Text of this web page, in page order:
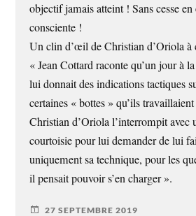
objectif jamais atteint ! Sans cesse
consciente !
Un clin d’œil de Christian d’Oriola à
« Jean Cottard raconte qu’un jour à
lui donnait des indications tactiques
certaines « bottes » qu’ils
Christian d’Oriola l’interrompit avec
courtoisie pour lui demander de lui
uniquement sa technique, pour les
il pensait pouvoir s’en charger ».
27 SEPTEMBRE 2019